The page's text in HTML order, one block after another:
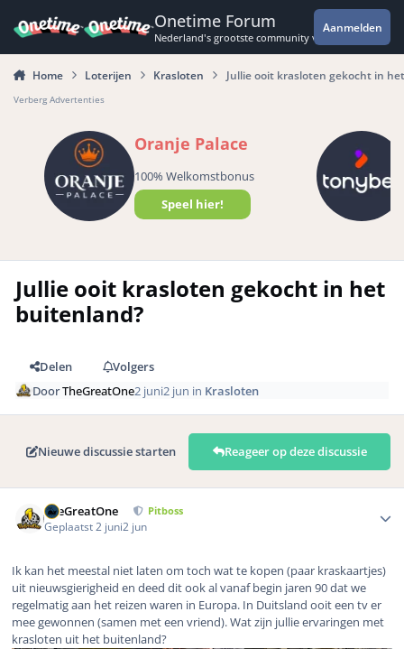
Onetime Forum
Nederland's grootste community voor de
Aanmelden
Home Loterijen Krasloten Jullie ooit krasloten gekocht in
Verberg Advertenties
Oranje Palace
100% Welkomstbonus
Speel hier!
Jullie ooit krasloten gekocht in het
buitenland?
Delen
Volgers
DoorTheGreatOne2 juni2 jun in Krasloten
Nieuwe discussie starten Reageer op deze discussie
TheGreatOne Pitboss
Geplaatst 2 juni2 jun
Ik kan het meestal niet laten om toch wat te kopen (paar kraskaartjes)
uit nieuwsgierigheid en deed dit ook al vanaf begin jaren 90 dat we
regelmatig aan het reizen waren in Europa. In Duitsland ooit een tv er
mee gewonnen (samen met een vriend). Wat zijn jullie ervaringen met
krasloten uit het buitenland?